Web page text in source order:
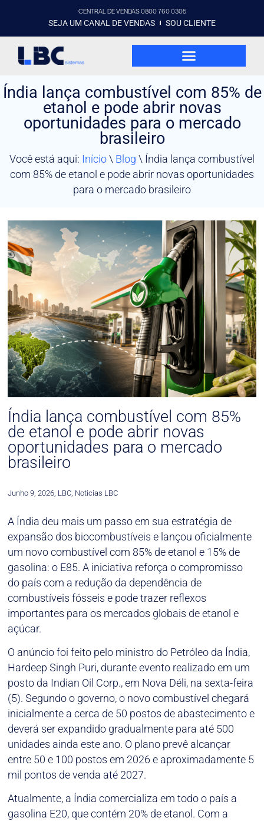
CENTRAL DE VENDAS 0800 760 0305
SEJA UM CANAL DE VENDAS SOU CLIENTE
Índia lança combustível com 85% de
etanol e pode abrir novas
oportunidades para o mercado
brasileiro
Você está aqui: Início\ Blog \ Índia lança combustível
com 85% de etanol e pode abrir novas oportunidades
para o mercado brasileiro
Índia lança combustível com 85%
de etanol e pode abrir novas
oportunidades para o mercado
brasileiro
Junho 9, 2026, LBC, Noticias LBC
A Índia deu mais um passo em sua estratégia de
expansão dos biocombustíveis e lançou oficialmente
um novo combustível com 85% de etanol e 15% de
gasolina: o E85. A iniciativa reforça o compromisso
do país com a redução da dependência de
combustíveis fósseis e pode trazer reflexos
importantes para os mercados globais de etanol e
açúcar.
O anúncio foi feito pelo ministro do Petróleo da Índia,
Hardeep Singh Puri, durante evento realizado em um
posto da Indian Oil Corp., em Nova Déli, na sexta-feira
(5). Segundo o governo, o novo combustível chegará
inicialmente a cerca de 50 postos de abastecimento e
deverá ser expandido gradualmente para até 500
unidades ainda este ano. O plano prevê alcançar
entre 50 e 100 postos em 2026 e aproximadamente 5
mil pontos de venda até 2027.
Atualmente, a Índia comercializa em todo o país a
gasolina E20, que contém 20% de etanol. Com a